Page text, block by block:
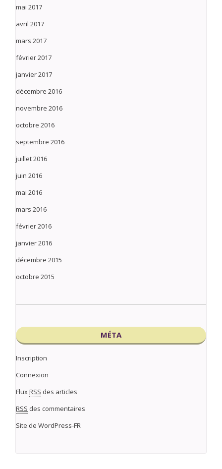
mai 2017
avril 2017
mars 2017
février 2017
janvier 2017
décembre 2016
novembre 2016
octobre 2016
septembre 2016
juillet 2016
juin 2016
mai 2016
mars 2016
février 2016
janvier 2016
décembre 2015
octobre 2015
MÉTA
Inscription
Connexion
FluxRSS des articles
RSS des commentaires
Site de WordPress-FR